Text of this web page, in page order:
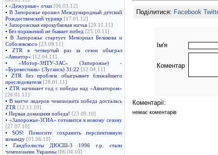
• «Дежурные» очки [06.03.12]
• В Запорожье прошел Международный детский
Рождественский турнир [17.01.12]
• Запорожская еврокубковая ничья [29.11.11]
• Без поражений не бывает побед [25.10.11]
• В Запорожье стартует Мемориал Беликова и
Соболевского [23.08.11]
• ZTR в четвертый раз за сезон обыграл
«Авиатор» [12.04.11]
• «Мотор-ЗНТУ-ЗАС» (Запорожье) -
«Буревестник» (Луганск) 31:22 [12.04.11]
•ZTR без проблем обыгрывает ближайшего
преследователя [28.01.11]
•ZTR начинает год с победы над «Авиатором»
[26.01.11]
• В матче лидеров чемпионата победа досталась
ZTR [12.11.10]
• Первая домашняя победа! [23.09.10]
• «Запорожье-ЗГИА» готовится к новому сезону
[27.07.10]
• SOS! Помогите сохранить перспективную
команду [01.06.10]
• Гандболисты ДЮСШ-3 1996 г.р. стали
чемпионами Украины [06.04.10]
Поділитися: Facebook
Ім'я
Коментар
Коментарії:
немає коментарів